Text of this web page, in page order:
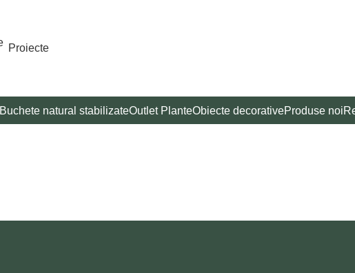
Proiecte
Buchete natural stabilizateOutlet PlanteObiecte decorativeProduse noi